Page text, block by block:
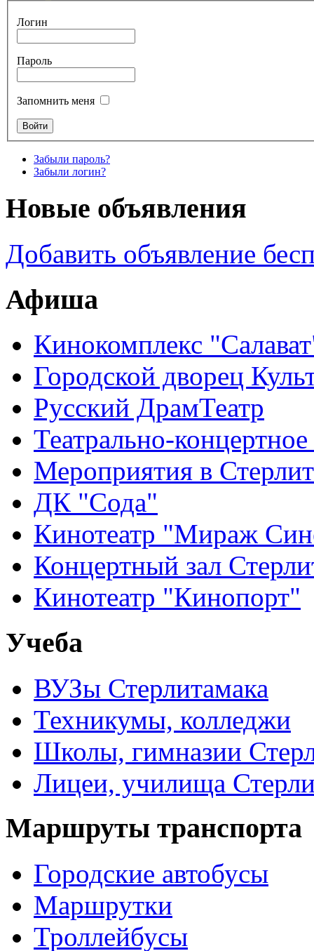
Логин
Пароль
Запомнить меня
Забыли пароль?
Забыли логин?
Новые объявления
Добавить объявление
Афиша
Кинокомплекс
Городской дворец
Русский ДрамТеатр
Театрально-
Мероприятия в
ДК "Сода"
Кинотеатр "Мираж
Концертный зал
Кинотеатр "Кинопорт"
Учеба
ВУЗы Стерлитамака
Техникумы, колледжи
Школы, гимназии
Лицеи, училища
Маршруты транспорта
Городские автобусы
Маршрутки
Троллейбусы